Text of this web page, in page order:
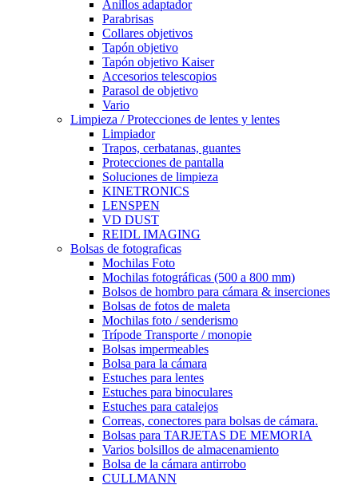
Anillos adaptador
Parabrisas
Collares objetivos
Tapón objetivo
Tapón objetivo Kaiser
Accesorios telescopios
Parasol de objetivo
Vario
Limpieza / Protecciones de lentes y lentes
Limpiador
Trapos, cerbatanas, guantes
Protecciones de pantalla
Soluciones de limpieza
KINETRONICS
LENSPEN
VD DUST
REIDL IMAGING
Bolsas de fotograficas
Mochilas Foto
Mochilas fotográficas (500 a 800 mm)
Bolsos de hombro para cámara & inserciones
Bolsas de fotos de maleta
Mochilas foto / senderismo
Trípode Transporte / monopie
Bolsas impermeables
Bolsa para la cámara
Estuches para lentes
Estuches para binoculares
Estuches para catalejos
Correas, conectores para bolsas de cámara.
Bolsas para TARJETAS DE MEMORIA
Varios bolsillos de almacenamiento
Bolsa de la cámara antirrobo
CULLMANN